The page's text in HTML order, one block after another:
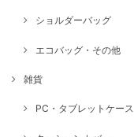
ショルダーバッグ
エコバッグ・その他
雑貨
PC・タブレットケース